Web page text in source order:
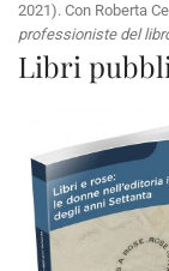
2021). Con Roberta
professioniste del
Libri